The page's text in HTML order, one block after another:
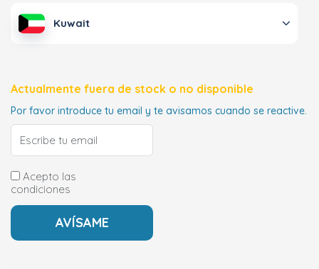
Kuwait
Actualmente fuera de stock o no disponible
Por favor introduce tu email y te avisamos cuando se reactive.
Acepto las
condiciones